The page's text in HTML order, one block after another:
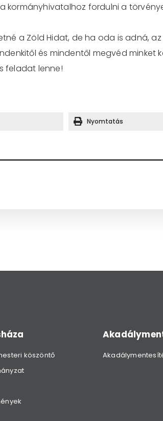
kormányhivatalhoz fordulni a
a Zöld Hidat, de ha oda is adná, az
és mindentől megvéd minket
feladat lenne!
Nyomtatás
köszöntő